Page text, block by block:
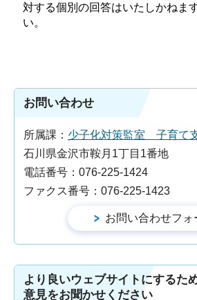
対する個別の回答はいたしかねま
い。
お問い合わせ
所属課： 少子化対策監室 子育て
石川県金沢市鞍月1丁目1番地
電話番号：076-225-1424
ファクス番号：076-225-1423
より良いウェブサイトにするた
意見をお聞かせください